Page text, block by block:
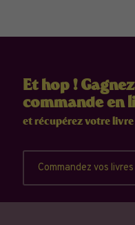
Et hop !
commande en
et récupérez votre
Commandez vos livres